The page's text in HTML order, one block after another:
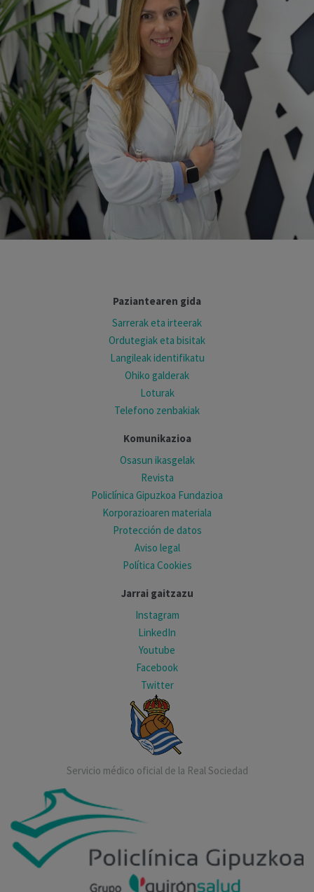
Paziantearen gida
Sarrerak eta irteerak
Ordutegiak eta bisitak
Langileak identifikatu
Ohiko galderak
Loturak
Telefono zenbakiak
Komunikazioa
Osasun ikasgelak
Revista
Policlínica Gipuzkoa Fundazioa
Korporazioaren materiala
Protección de datos
Aviso legal
Política Cookies
Jarrai gaitzazu
Instagram
LinkedIn
Youtube
Facebook
Twitter
Servicio médico oficial de la Real Sociedad